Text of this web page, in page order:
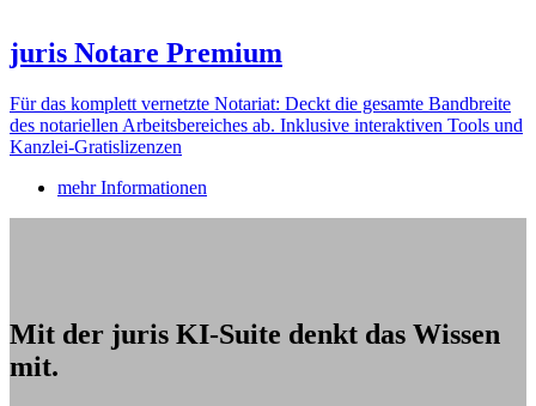
juris Notare Premium
Für das komplett vernetzte Notariat: Deckt die gesamte Bandbreite
des notariellen Arbeitsbereiches ab. Inklusive interaktiven Tools und
Kanzlei-Gratislizenzen
mehr Informationen
Mit der juris KI-Suite denkt das Wissen
mit.